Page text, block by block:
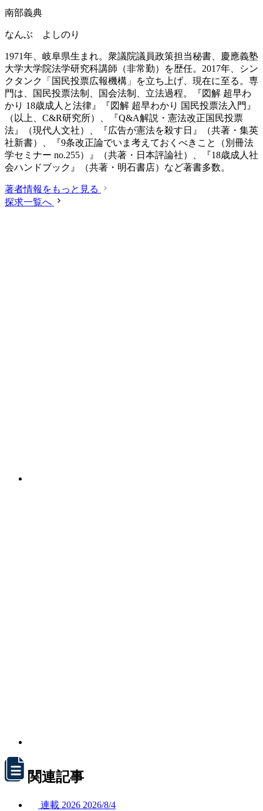
南部義典
なんぶ よしのり
1971年、岐阜県生まれ。衆議院議員政策担当秘書、慶應義塾
大学大学院法学研究科講師（非常勤）を歴任。2017年、シン
クタンク「国民投票広報機構」を立ち上げ、現在に至る。専
門は、国民投票法制、国会法制、立法過程。『図解 超早わ
かり 18歳成人と法律』『図解 超早わかり 国民投票法入門』
（以上、C&R研究所）、『Q&A解説・憲法改正国民投票
法』（現代人文社）、『広告が憲法を殺す日』（共著・集英
社新書）、『9条改正論でいま考えておくべきこと（別冊法
学セミナー no.255）』（共著・日本評論社）、『18歳成人社
会ハンドブック』（共著・明石書店）など著書多数。
著者情報をもっと見る
探求一覧へ
関連記事
連載 2026 2026/8/4